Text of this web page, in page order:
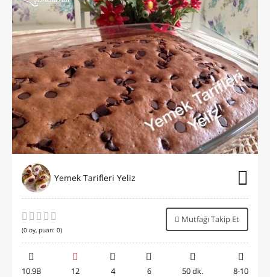
Yemek Tarifleri Yeliz
(0 oy, puan: 0)
Mutfağı Takip Et
10.9B 12 4 6 50 dk. 8-10